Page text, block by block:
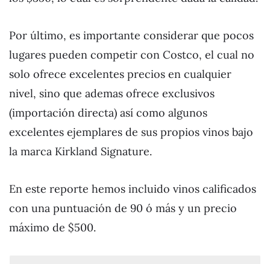
Por último, es importante considerar que pocos
lugares pueden competir con Costco, el cual no
solo ofrece excelentes precios en cualquier
nivel, sino que ademas ofrece exclusivos
(importación directa) así como algunos
excelentes ejemplares de sus propios vinos bajo
la marca Kirkland Signature.
En este reporte hemos incluido vinos calificados
con una puntuación de 90 ó más y un precio
máximo de $500.